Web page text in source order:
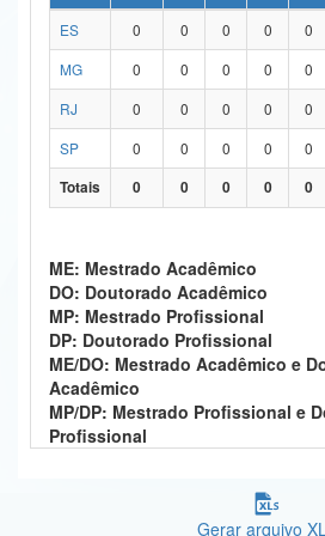
Ministério da Ciência, Tecnologia, Inovações e
Ministério do Meio Ambiente
Ministério do Turismo
Ministério do Desenvolvimento Regional
Ministério da Mulher, da Família e dos Direitos
Secretaria-Geral
Secretaria de Governo
Gabinete de Segurança Institucional
ES
0 0 0 0 0
MG
0 0 0 0 0
RJ
0 0 0 0 0
SP
0 0 0 0 0
Totais
0 0 0 0 0
ME: Mestrado Acadêmico
DO: Doutorado Acadêmico
MP: Mestrado Profissional
DP: Doutorado Profissional
ME/DO: Mestrado Acadêmico e
Acadêmico
MP/DP: Mestrado Profissional e
Profissional
Gerar arquivo